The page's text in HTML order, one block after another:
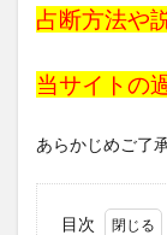
占断方法や
当サイトの
あらかじめご了
目次